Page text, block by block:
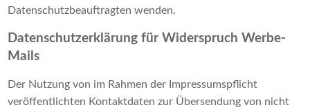
Datenschutzbeauftragten wenden.
Datenschutzerklärung für Widerspruch Werbe-
Mails
Der Nutzung von im Rahmen der Impressumspflicht
veröffentlichten Kontaktdaten zur Übersendung von nicht